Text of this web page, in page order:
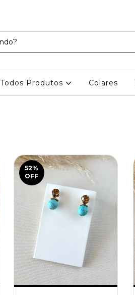
Todos Produtos Colares
52%
OFF